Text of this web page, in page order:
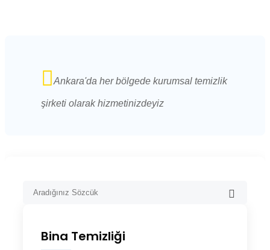
Ankara'da her bölgede kurumsal temizlik
şirketi olarak hizmetinizdeyiz
Bina Temizliği